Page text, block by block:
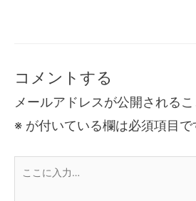
コメントする
メールアドレスが公開されるこ
※ が付いている欄は必須項目で